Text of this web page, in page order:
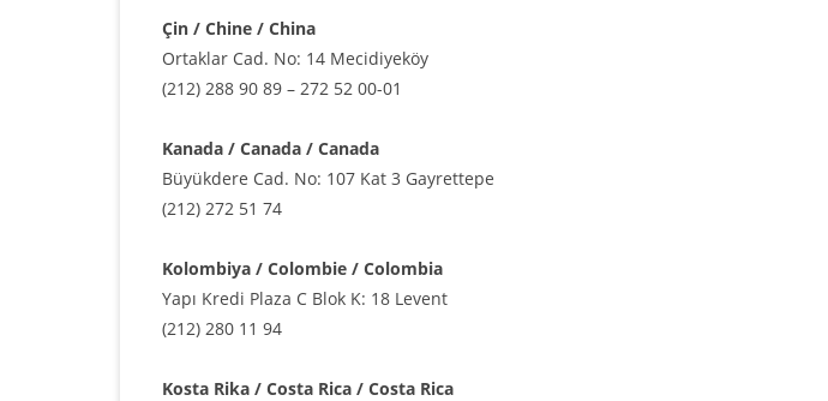
Çin / Chine / China
Ortaklar Cad. No: 14 Mecidiyeköy
(212) 288 90 89 – 272 52 00-01
Kanada / Canada / Canada
Büyükdere Cad. No: 107 Kat 3 Gayrettepe
(212) 272 51 74
Kolombiya / Colombie / Colombia
Yapı Kredi Plaza C Blok K: 18 Levent
(212) 280 11 94
Kosta Rika / Costa Rica / Costa Rica